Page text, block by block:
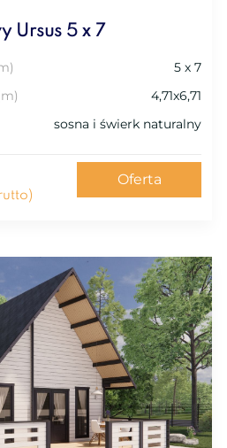
Ursus 5 х 7
5 х 7
4,71x6,71
sosna i świerk naturalny
Oferta